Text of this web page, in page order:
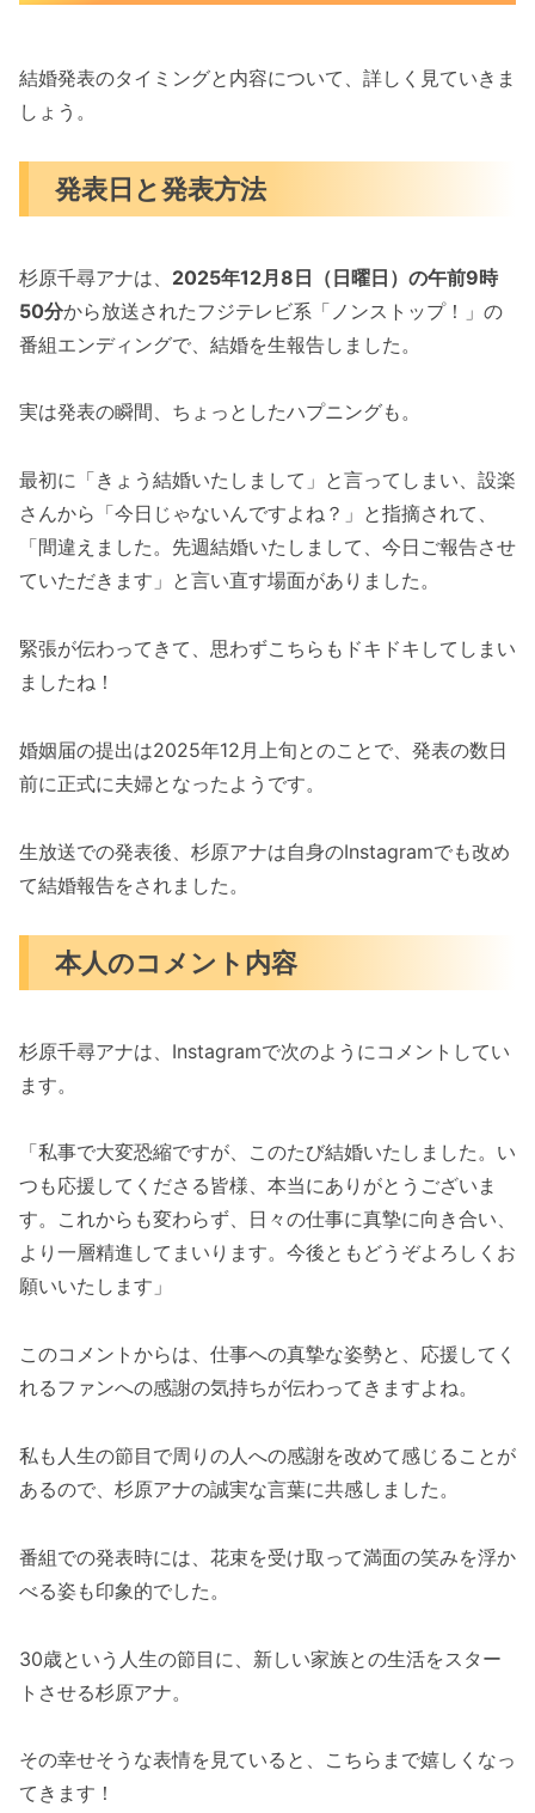
結婚発表のタイミングと内容について、詳しく見ていきま
しょう。
発表日と発表方法
杉原千尋アナは、 2025年12月8日（日曜日）の午前9時
50分から放送されたフジテレビ系「ノンストップ！」の
番組エンディングで、結婚を生報告しました。
実は発表の瞬間、ちょっとしたハプニングも。
最初に「きょう結婚いたしまして」と言ってしまい、設楽
さんから「今日じゃないんですよね？」と指摘されて、
「間違えました。先週結婚いたしまして、今日ご報告させ
ていただきます」と言い直す場面がありました。
緊張が伝わってきて、思わずこちらもドキドキしてしまい
ましたね！
婚姻届の提出は2025年12月上旬とのことで、発表の数日
前に正式に夫婦となったようです。
生放送での発表後、杉原アナは自身のInstagramでも改め
て結婚報告をされました。
本人のコメント内容
杉原千尋アナは、Instagramで次のようにコメントしてい
ます。
「私事で大変恐縮ですが、このたび結婚いたしました。い
つも応援してくださる皆様、本当にありがとうございま
す。これからも変わらず、日々の仕事に真摯に向き合い、
より一層精進してまいります。今後ともどうぞよろしくお
願いいたします」
このコメントからは、仕事への真摯な姿勢と、応援してく
れるファンへの感謝の気持ちが伝わってきますよね。
私も人生の節目で周りの人への感謝を改めて感じることが
あるので、杉原アナの誠実な言葉に共感しました。
番組での発表時には、花束を受け取って満面の笑みを浮か
べる姿も印象的でした。
30歳という人生の節目に、新しい家族との生活をスター
トさせる杉原アナ。
その幸せそうな表情を見ていると、こちらまで嬉しくなっ
てきます！